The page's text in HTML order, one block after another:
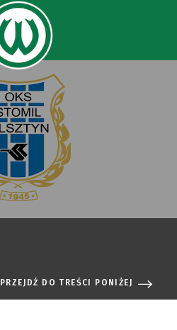
PRZEJDŹ DO TREŚCI PONIŻEJ